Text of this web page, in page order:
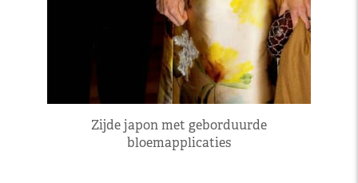
Zijde japon met geborduurde
bloemapplicaties